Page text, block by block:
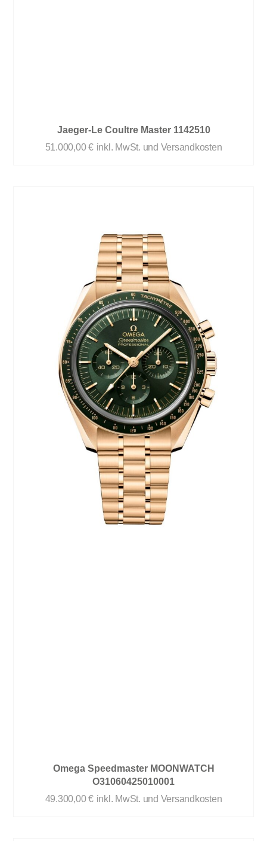
Jaeger-Le Coultre Master 1142510
51.000,00€ inkl. MwSt. und Versandkosten
Omega Speedmaster MOONWATCH
O31060425010001
49.300,00€ inkl. MwSt. und Versandkosten